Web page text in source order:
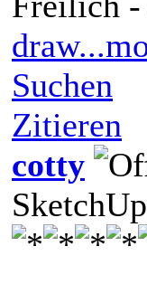
Suchen
Zitieren
cotty